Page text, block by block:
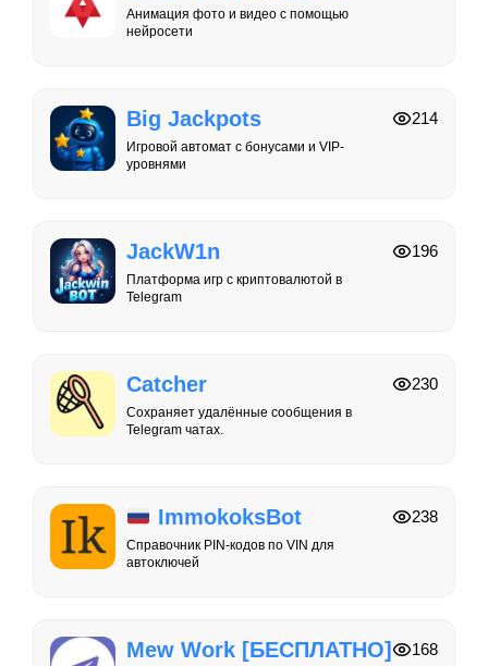
Анимация фото и видео с помощью
нейросети
Big Jackpots
Игровой автомат с бонусами и VIP-
уровнями
214
JackW1n
Платформа игр с криптовалютой в
Telegram
196
Catcher
Сохраняет удалённые сообщения в
Telegram чатах.
230
ImmokoksBot
Справочник PIN-кодов по VIN для
автоключей
238
Mew Work [БЕСПЛАТНО] 168